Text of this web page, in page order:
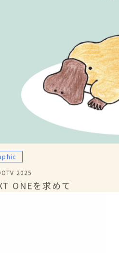
2025
ONEを求めて